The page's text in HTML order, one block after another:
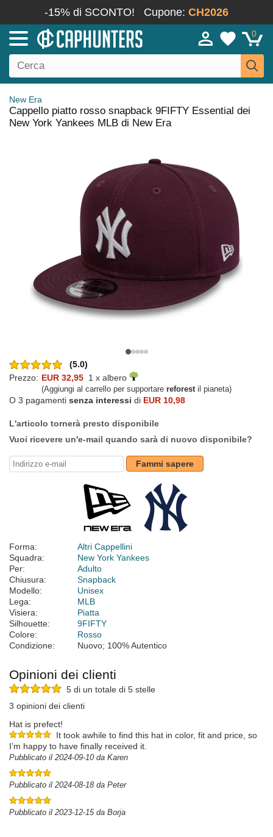
-15% di SCONTO! Cupone: CH2026
0
New Era
Cappello piatto rosso snapback 9FIFTY Essential dei
New York Yankees MLB di New Era
(5.0)
Prezzo: EUR 32,95 1 x albero
(Aggiungi al carrello per supportare reforestil pianeta)
O 3 pagamenti senza interessi di EUR 10,98
L'articolo tornerà presto disponibile
Vuoi ricevere un'e-mail quando sarà di nuovo disponibile?
Fammi sapere
Forma:
Altri Cappellini
Squadra:
New York Yankees
Per:
Adulto
Chiusura:
Snapback
Modello:
Unisex
Lega:
MLB
Visiera:
Piatta
Silhouette:
9FIFTY
Colore:
Rosso
Condizione:
Nuovo; 100% Autentico
Opinioni dei clienti
5 di un totale di 5 stelle
3 opinioni dei clienti
Hat is prefect!
It took awhile to find this hat in color, fit and price, so
I’m happy to have finally received it.
Pubblicato il 2024-09-10 da Karen
Pubblicato il 2024-08-18 da Peter
Pubblicato il 2023-12-15 da Borja